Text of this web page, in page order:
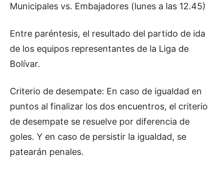
Municipales vs. Embajadores (lunes a las 12.45)
Entre paréntesis, el resultado del partido de ida
de los equipos representantes de la Liga de
Bolívar.
Criterio de desempate: En caso de igualdad en
puntos al finalizar los dos encuentros, el criterio
de desempate se resuelve por diferencia de
goles. Y en caso de persistir la igualdad, se
patearán penales.